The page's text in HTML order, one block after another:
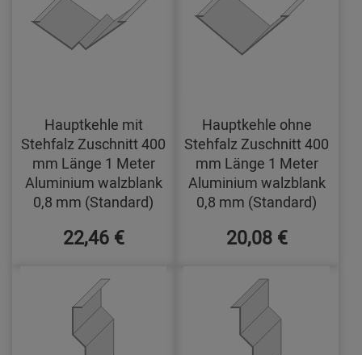
Hauptkehle mit
Stehfalz Zuschnitt 400
mm Länge 1 Meter
Aluminium walzblank
0,8 mm (Standard)
22,46 €
Hauptkehle ohne
Stehfalz Zuschnitt 400
mm Länge 1 Meter
Aluminium walzblank
0,8 mm (Standard)
20,08 €